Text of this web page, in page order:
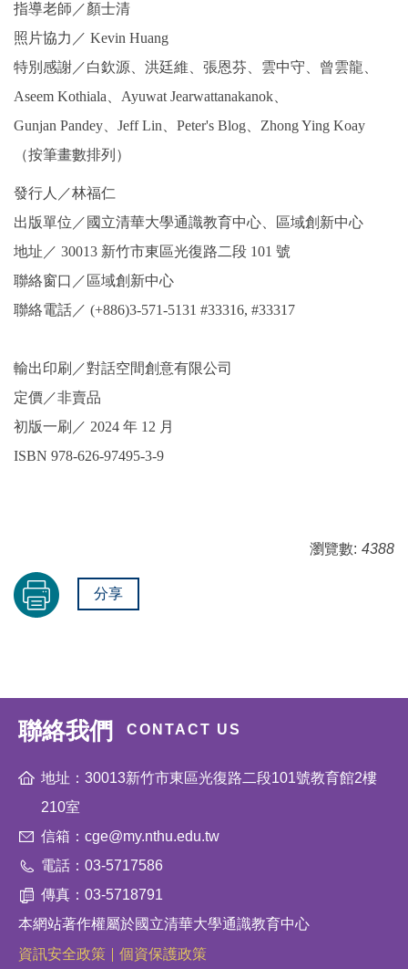
指導老師／顏士清
照片協力／ Kevin Huang
特別感謝／白欽源、洪廷維、張恩芬、雲中守、曾雲龍、
Aseem Kothiala、Ayuwat Jearwattanakanok、
Gunjan Pandey、Jeff Lin、Peter's Blog、Zhong Ying Koay
（按筆畫數排列）
發行人／林福仁
出版單位／國立清華大學通識教育中心、區域創新中心
地址／ 30013 新竹市東區光復路二段 101 號
聯絡窗口／區域創新中心
聯絡電話／ (+886)3-571-5131 #33316, #33317
輸出印刷／對話空間創意有限公司
定價／非賣品
初版一刷／ 2024 年 12 月
ISBN 978-626-97495-3-9
瀏覽數: 4388
分享
聯絡我們 CONTACT US
地址：30013新竹市東區光復路二段101號教育館2樓
210室
信箱：cge@my.nthu.edu.tw
電話：03-5717586
傳真：03-5718791
本網站著作權屬於國立清華大學通識教育中心
資訊安全政策
個資保護政策